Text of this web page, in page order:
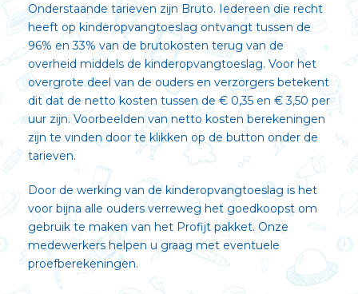
Onderstaande tarieven zijn Bruto. Iedereen die recht
heeft op kinderopvangtoeslag ontvangt tussen de
96% en 33% van de brutokosten terug van de
overheid middels de kinderopvangtoeslag. Voor het
overgrote deel van de ouders en verzorgers betekent
dit dat de netto kosten tussen de € 0,35 en € 3,50 per
uur zijn. Voorbeelden van netto kosten berekeningen
zijn te vinden door te klikken op de button onder de
tarieven.
Door de werking van de kinderopvangtoeslag is het
voor bijna alle ouders verreweg het goedkoopst om
gebruik te maken van het Profijt pakket. Onze
medewerkers helpen u graag met eventuele
proefberekeningen.